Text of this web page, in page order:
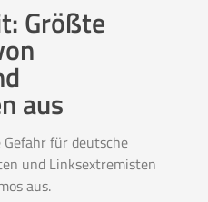
Größte
aus
für deutsche
und Linksextremisten
aus.